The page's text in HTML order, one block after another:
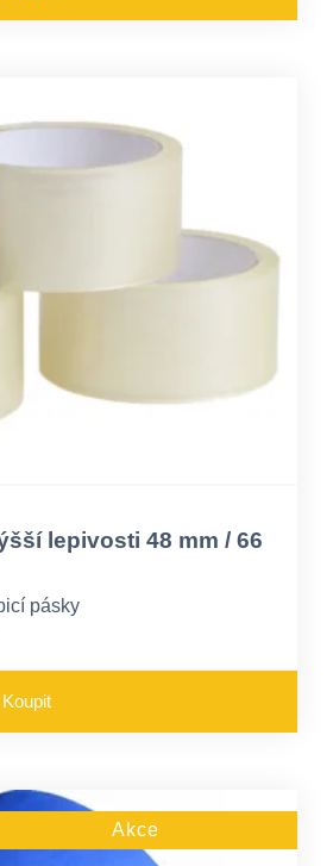
lepivosti 48 mm / 66
pásky
5°C
Koupit
Akce